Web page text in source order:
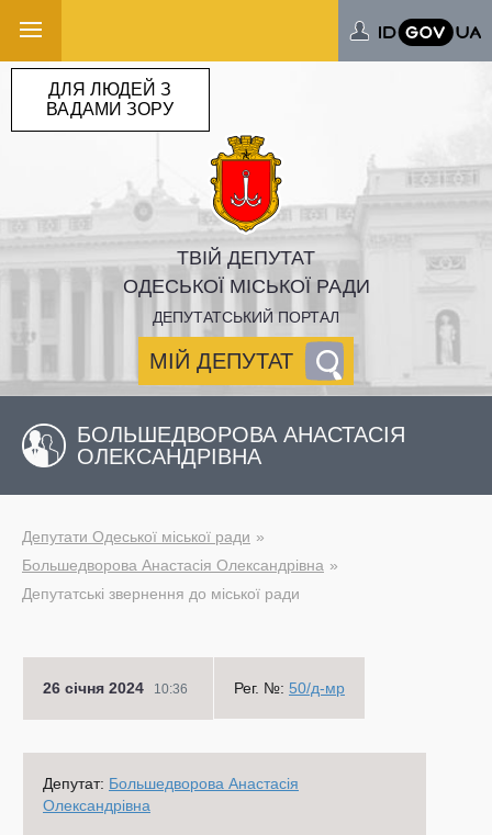
ТВІЙ ДЕПУТАТ
ОДЕСЬКОЇ МІСЬКОЇ РАДИ
ДЕПУТАТСЬКИЙ ПОРТАЛ
МІЙ ДЕПУТАТ
ДЛЯ ЛЮДЕЙ З
ВАДАМИ ЗОРУ
БОЛЬШЕДВОРОВА АНАСТАСІЯ
ОЛЕКСАНДРІВНА
Депутати Одеської міської ради
Большедворова Анастасія Олександрівна
Депутатські звернення до міської ради
26 січня 2024 10:36 Рег. №: 50/д-мр
Депутат: Большедворова Анастасія
Олександрівна